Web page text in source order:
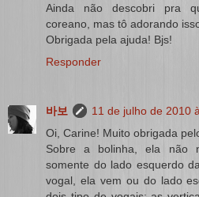
Ainda não descobri pra
coreano, mas tô adorando
Obrigada pela ajuda! Bjs!
Responder
바보
11 de julho de 2010
Oi, Carine! Muito obrigada
Sobre a bolinha, ela não
somente do lado esquerdo
vogal, ela vem ou do lado